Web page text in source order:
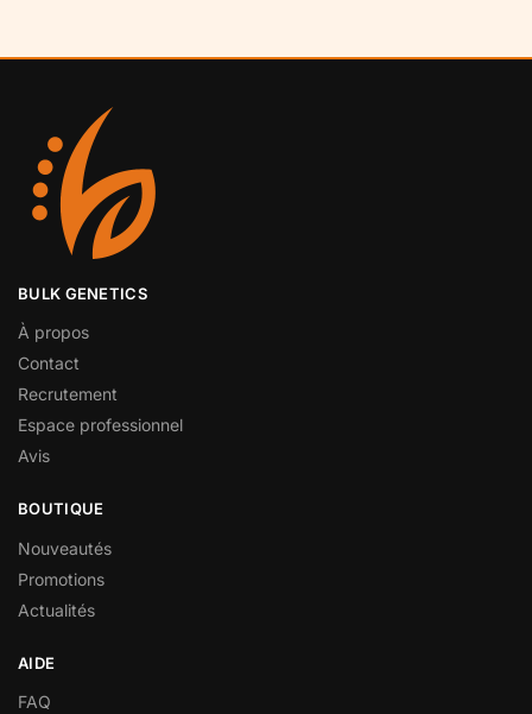
BULK GENETICS
À propos
Contact
Recrutement
Espace professionnel
Avis
BOUTIQUE
Nouveautés
Promotions
Actualités
AIDE
FAQ